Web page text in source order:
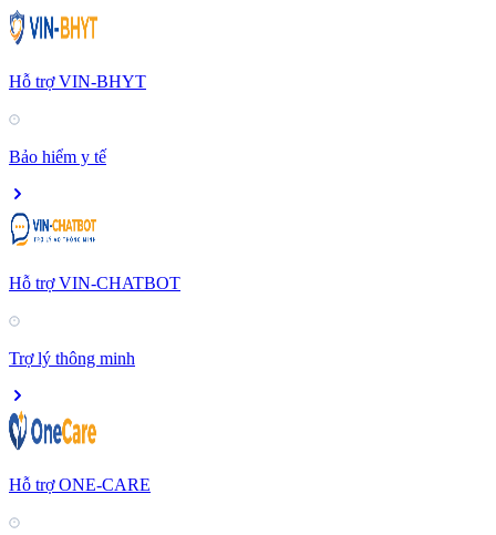
Hỗ trợ VIN-BHYT
Bảo hiểm y tế
Hỗ trợ VIN-CHATBOT
Trợ lý thông minh
Hỗ trợ ONE-CARE